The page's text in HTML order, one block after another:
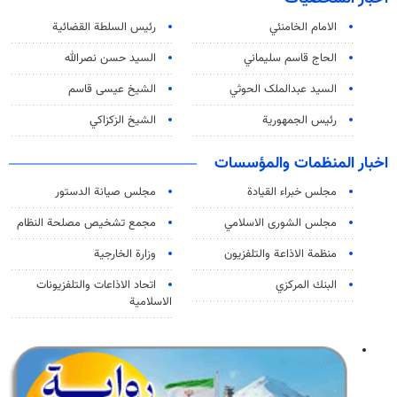
الامام الخامنئي
رئیس السلطة القضائیة
الحاج قاسم سليماني
السيد حسن نصرالله
السید عبدالملک الحوثي
الشيخ عيسى قاسم
رئيس الجمهورية
الشيخ الزكزاكي
اخبار المنظمات والمؤسسات
مجلس خبراء القيادة
مجلس صيانة الدستور
مجلس الشورى الاسلامي
مجمع تشخيص مصلحة النظام
منظمة الاذاعة والتلفزیون
وزارة الخارجية
البنك المركزي
اتحاد الاذاعات والتلفزيونات
الاسلامية